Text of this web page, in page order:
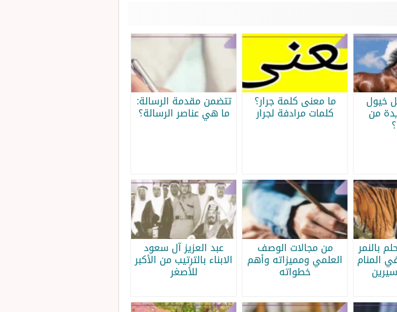
خيول
من
ما معنى كلمة جرار؟
كلمات مرادفة لجرار
تتضمن مقدمة الرسالة:
ما هي عناصر الرسالة؟
بالنمر
المنام
من مجالات الوصف
العلمي ومميزاته وأهم
خطواته
عبد العزيز آل سعود
الابناء بالترتيب من الأكبر
للأصغر